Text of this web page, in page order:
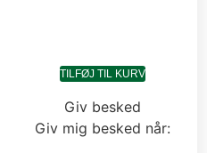
TILFØJ TIL KURV
Giv besked
Giv mig besked når: